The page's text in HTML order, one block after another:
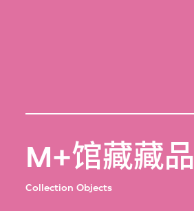
M+馆藏藏品
Collection Objects